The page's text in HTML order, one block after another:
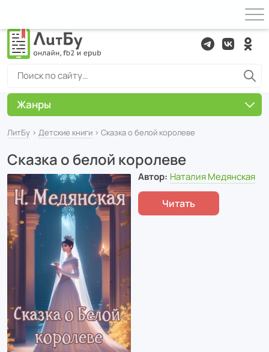
ЛитБу › Детские книги › Сказка о белой королеве
Сказка о белой королеве
Автор: Наталия Медянская
Читать
Жанры